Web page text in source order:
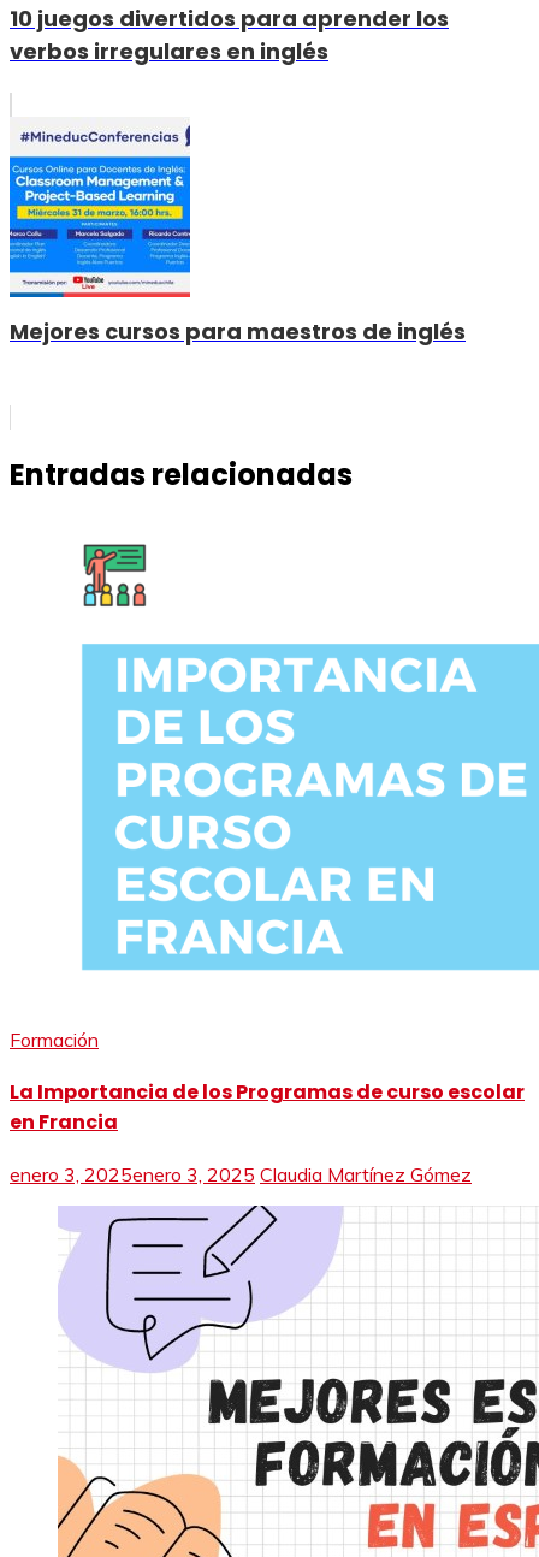
10 juegos divertidos para aprender los
verbos irregulares en inglés
Mejores cursos para maestros de inglés
Entradas relacionadas
Formación
La Importancia de los Programas de curso escolar
en Francia
enero 3, 2025enero 3, 2025 Claudia Martínez Gómez